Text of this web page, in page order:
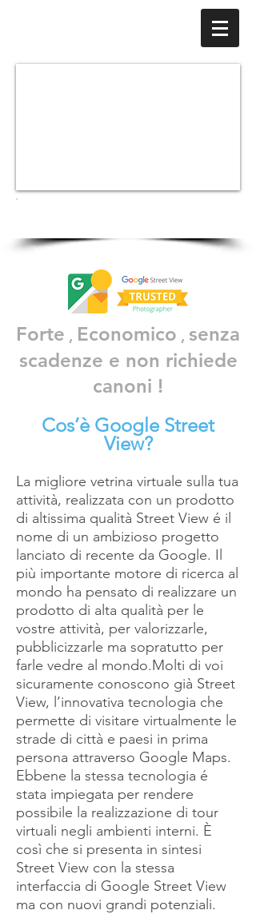
Forte , Economico , senza
scadenze e non richiede
canoni !​
Cos’è Google Street
View?
La migliore vetrina virtuale sulla tua
attività, realizzata con un prodotto
di altissima qualità Street View é il
nome di un ambizioso progetto
lanciato di recente da Google. Il
più importante motore di ricerca al
mondo ha pensato di realizzare un
prodotto di alta qualità per le
vostre attività, per valorizzarle,
pubblicizzarle ma sopratutto per
farle vedre al mondo.Molti di voi
sicuramente conoscono già Street
View, l’innovativa tecnologia che
permette di visitare virtualmente le
strade di città e paesi in prima
persona attraverso Google Maps.
Ebbene la stessa tecnologia é
stata impiegata per rendere
possibile la realizzazione di tour
virtuali negli ambienti interni. È
così che si presenta in sintesi
Street View con la stessa
interfaccia di Google Street View
ma con nuovi grandi potenziali.